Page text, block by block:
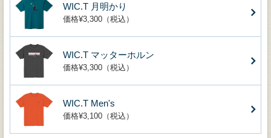
WIC.T 月明かり
価格¥3,300（税込）
WIC.T マッターホルン
価格¥3,300（税込）
WIC.T Men's
価格¥3,100（税込）